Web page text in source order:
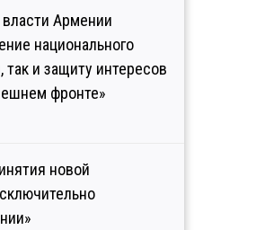
Армении
национального
и защиту интересов
фронте»
новой